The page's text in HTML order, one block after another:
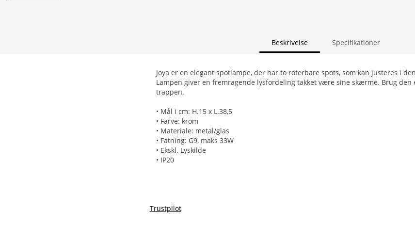
Beskrivelse Specifikationer
Joya er en elegant spotlampe, der har to roterbare spots, som kan justeres i
Lampen giver en fremragende lysfordeling takket være sine skærme. Brug den
trappen.
• Mål i cm: H.15 x L.38,5
• Farve: krom
• Materiale: metal/glas
• Fatning: G9, maks 33W
• Ekskl. Lyskilde
Trustpilot